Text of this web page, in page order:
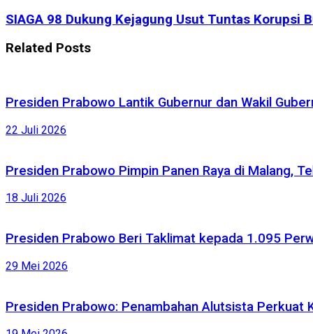
SIAGA 98 Dukung Kejagung Usut Tuntas Korupsi
Related Posts
Presiden Prabowo Lantik Gubernur dan Wakil
22 Juli 2026
Presiden Prabowo Pimpin Panen Raya di Malang,
18 Juli 2026
Presiden Prabowo Beri Taklimat kepada 1.095
29 Mei 2026
Presiden Prabowo: Penambahan Alutsista Perkuat